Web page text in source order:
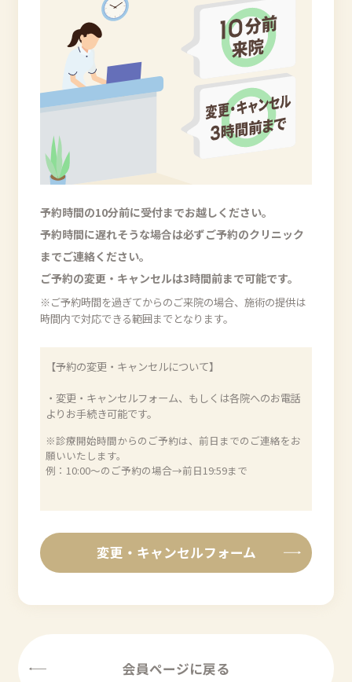
予約時間の10分前に受付までお越しください。
予約時間に遅れそうな場合は必ずご予約のクリニック
までご連絡ください。
ご予約の変更・キャンセルは3時間前まで可能です。
※ご予約時間を過ぎてからのご来院の場合、施術の提供は
時間内で対応できる範囲までとなります。
【予約の変更・キャンセルについて】
・変更・キャンセルフォーム、もしくは各院へのお電話
よりお手続き可能です。
※診療開始時間からのご予約は、前日までのご連絡をお
願いいたします。
例：10:00〜のご予約の場合→前日19:59まで
変更・キャンセルフォーム
会員ページに戻る